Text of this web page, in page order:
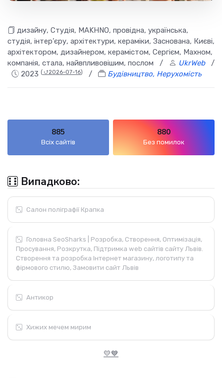
дизайну, Студія, MAKHNO, провідна, українська,
студія, інтер’єру, архітектури, кераміки, Заснована, Києві,
архітектором, дизайнером, керамістом, Сергієм, Махном,
компанія, стала, найвпливовішим, послом / UkrWeb/
2023 ( ⮍2026-07-16) / Будівництво, Нерухомість
885
Всіх сайтів
880
Без помилок
Випадково:
Салон поліграфії Крапка
Головна SeoSharks | Розробка, Створення, Оптимізація,
Просування, Розкрутка, Підтримка web сайтів сайту Львів.
Створення та розробка Інтернет магазину, логотипу та
фірмового стилю, Замовити сайт Львів
Антикор
Хижих мечем мирим
💛💙